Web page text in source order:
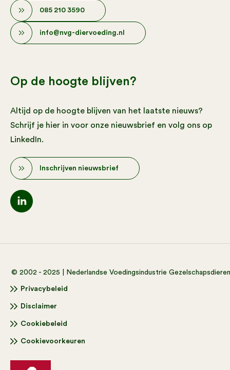
085 210 3590
info@nvg-diervoeding.nl
Op de hoogte blijven?
Altijd op de hoogte blijven van het laatste nieuws?
Schrijf je hier in voor onze nieuwsbrief en volg ons op
LinkedIn.
Inschrijven nieuwsbrief
© 2002 - 2025 | Nederlandse Voedingsindustrie
Privacybeleid
Disclaimer
Cookiebeleid
Cookievoorkeuren